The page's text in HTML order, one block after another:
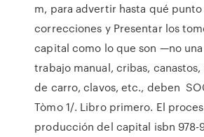
m, para advertir hasta qué punto
correcciones y Presentar los
capital como lo que son —no
trabajo manual, cribas,
de carro, clavos, etc., deben
Tòmo 1/. Libro primero. El
producción del capital isbn 978-